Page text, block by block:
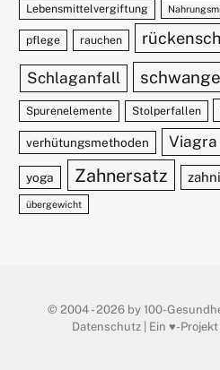
Lebensmittelvergiftung
pflege rauchen
Schlaganfall
Spurenelemente Stolperfallen
verhütungsmethoden Viagra
yoga Zahnersatz
übergewicht
© 2004 - 2026 by 100-
Datenschutz | Ein ♥️-